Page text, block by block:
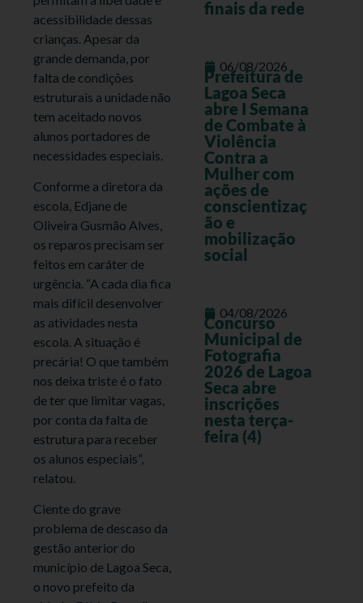
acessibilidade dessas
crianças. Apesar da
grande demanda, por
falta de condições
estruturais a unidade não
tem aceitado novos
alunos portadores de
necessidades especiais.
Conforme a diretora da
escola, Edjane de
Oliveira Gusmão Alves,
os reparos precisam ser
feitos em caráter de
urgência. “A cada dia fica
mais difícil desenvolver
as atividades nesta
escola. A situação é
precária! O que também
nos deixa triste é o fato
de ter que limitar vagas,
por conta da falta de
estrutura para receber
os alunos especiais”,
relatou.
Ciente do grave
problema de descaso da
gestão anterior do
município de Lagoa Seca,
o novo prefeito da
finais da rede
06/08/2026
Prefeitura de
Lagoa Seca
abre I Semana
de Combate à
Violência
Contra a
Mulher com
ações de
conscientizaç
ão e
mobilização
social
04/08/2026
Concurso
Municipal de
Fotografia
2026 de Lagoa
Seca abre
inscrições
nesta terça-
feira (4)